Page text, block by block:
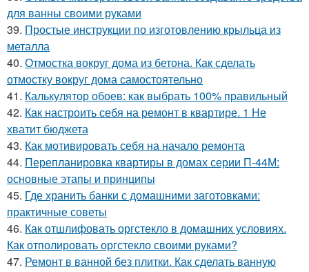
для ванны своими руками
39. Простые инструкции по изготовлению крыльца из
металла
40. Отмостка вокруг дома из бетона. Как сделать
отмостку вокруг дома самостоятельно
41. Калькулятор обоев: как выбрать 100% правильный
42. Как настроить себя на ремонт в квартире. 1 Не
хватит бюджета
43. Как мотивировать себя на начало ремонта
44. Перепланировка квартиры в домах серии П-44М:
основные этапы и принципы
45. Где хранить банки с домашними заготовками:
практичные советы
46. Как отшлифовать оргстекло в домашних условиях.
Как отполировать оргстекло своими руками?
47. Ремонт в ванной без плитки. Как сделать ванную